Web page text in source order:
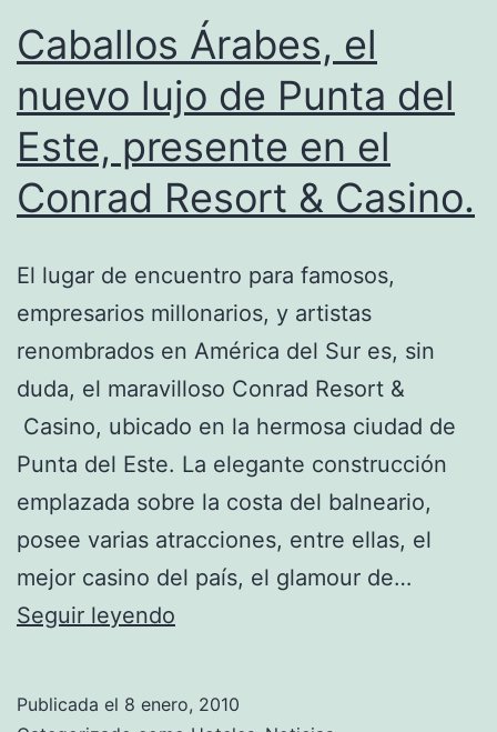
América
Sur.
Caballos Árabes, el
nuevo lujo de Punta del
Este, presente en el
Conrad Resort & Casino.
El lugar de encuentro para famosos,
empresarios millonarios, y artistas
renombrados en América del Sur es, sin
duda, el maravilloso Conrad Resort &
Casino, ubicado en la hermosa ciudad de
Punta del Este. La elegante construcción
emplazada sobre la costa del balneario,
posee varias atracciones, entre ellas, el
mejor casino del país, el glamour de…
Seguir leyendo
Publicada el 8 enero, 2010